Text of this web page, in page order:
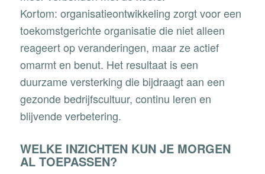
Kortom: organisatieontwikkeling zorgt voor een
toekomstgerichte organisatie die niet alleen
reageert op veranderingen, maar ze actief
omarmt en benut. Het resultaat is een
duurzame versterking die bijdraagt aan een
gezonde bedrijfscultuur, continu leren en
blijvende verbetering.
WELKE INZICHTEN KUN JE MORGEN
AL TOEPASSEN?